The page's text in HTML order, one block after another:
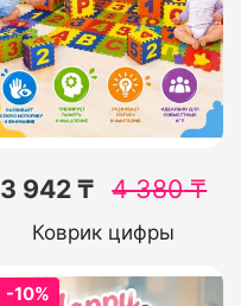
3 942 ₸ 4 380₸
Коврик цифры
-10%